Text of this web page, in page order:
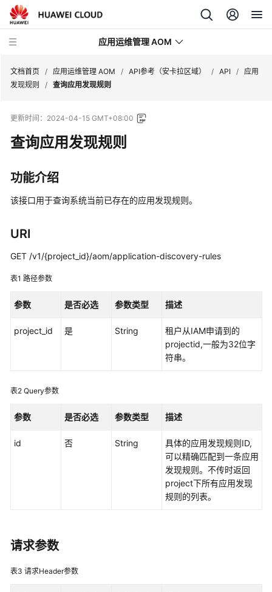
应用运维管理 AOM
新
动
态
产
介
费
说
明
速
户
南
考
SDK
文档首页 / 应用运维管理 AOM / API参考（安卡拉区域） / API / 应用
发现规则
/ 查询应用发现规则
更新时间： 2024-04-15 GMT+08:00
查询应用发现规则
功能介绍
该接口用于查询系统当前已存在的应用发现规则。
URI
GET /v1/{project_id}/aom/application-discovery-rules
表1 路径参数
参数 是否必选 参数类型 描述
project_id 是 String
租户从IAM申请到的
projectid,一般为32位字
符串。
表2 Query参数
参数 是否必选 参数类型 描述
id 否 String
具体的应用发现规则ID,
可以精确匹配到一条应用
发现规则。不传时返回
project下所有应用发现
规则的列表。
请求参数
表3 请求Header参数